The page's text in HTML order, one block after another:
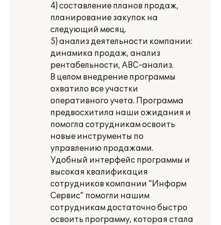
4) составление планов продаж,
планирование закупок на
следующий месяц.
5) анализ деятельности компании:
динамика продаж, анализ
рентабельности, ABC-анализ.
В целом внедрение программы
охватило все участки
оперативного учета. Программа
предвосхитила наши ожидания и
помогла сотрудникам освоить
новые инструменты по
управлению продажами.
Удобный интерфейс программы и
высокая квалификация
сотрудников компании “Информ
Сервис” помогли нашим
сотрудникам достаточно быстро
освоить программу, которая стала